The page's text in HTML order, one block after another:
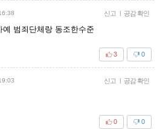
신고 | 공감 확인
범죄단체랑 동조한수준
0
3
신고 | 공감 확인
0
0